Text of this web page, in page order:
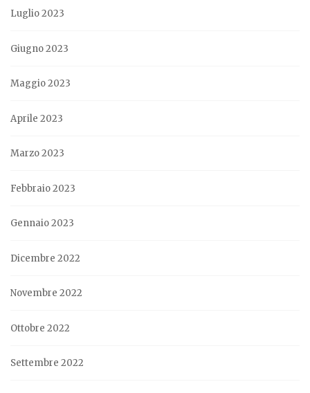
Luglio 2023
Giugno 2023
Maggio 2023
Aprile 2023
Marzo 2023
Febbraio 2023
Gennaio 2023
Dicembre 2022
Novembre 2022
Ottobre 2022
Settembre 2022